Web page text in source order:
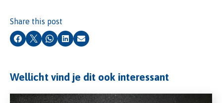
Share this post
Facebook
X Whatsapp
LinkedIn
Email
Wellicht vind je dit ook interessant